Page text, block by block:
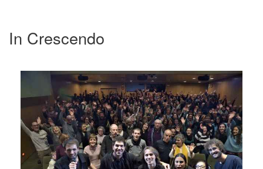
In Crescendo